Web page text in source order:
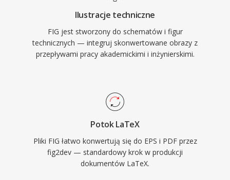
Ilustracje techniczne
FIG jest stworzony do schematów i figur
technicznych — integruj skonwertowane obrazy z
przepływami pracy akademickimi i inżynierskimi.
Potok LaTeX
Pliki FIG łatwo konwertują się do EPS i PDF przez
fig2dev — standardowy krok w produkcji
dokumentów LaTeX.